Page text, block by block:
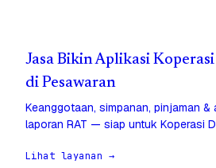
Jasa Bikin Aplikasi
di Pesawaran
Keanggotaan, simpanan, pinjaman &
laporan RAT — siap untuk Koperasi
Lihat layanan →